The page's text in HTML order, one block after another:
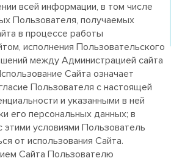
всей информации, в том числе
Пользователя, получаемых
в процессе работы
исполнения Пользовательского
между Администрацией сайта
Сайта означает
Пользователя с настоящей
и указанными в ней
его персональных данных; в
этими условиями Пользователь
от использования Сайта.
Сайта Пользователю